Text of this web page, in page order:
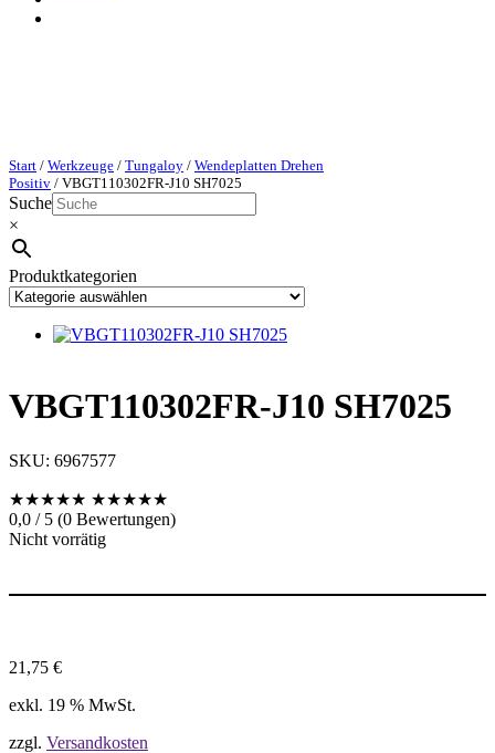
Start / Werkzeuge / Tungaloy / Wendeplatten Drehen
Positiv / VBGT110302FR-J10 SH7025
Suche
×
Produktkategorien
VBGT110302FR-J10 SH7025
SKU: 6967577
★★★★★ ★★★★★
0,0 / 5 (0 Bewertungen)
Nicht vorrätig
21,75 €
exkl. 19 % MwSt.
zzgl. Versandkosten